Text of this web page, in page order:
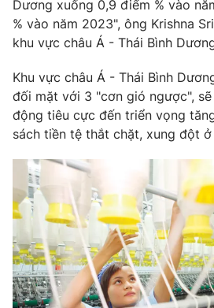
Hitech Công nghệ tương lai
Sản phẩm
Thị trường
Tư vấn
Giao lưu trực tuyến
Lịch phát sóng
Chuyên mục khác
Emagazine
Photo
Video
VTV Money VTV
Dương xuống 0,9 điểm % vào
% vào năm 2023", ông Krishna
khu vực châu Á - Thái Bình
Khu vực châu Á - Thái Bình
đối mặt với 3 "cơn gió ngược",
động tiêu cực đến triển vọng
sách tiền tệ thắt chặt, xung đột ở